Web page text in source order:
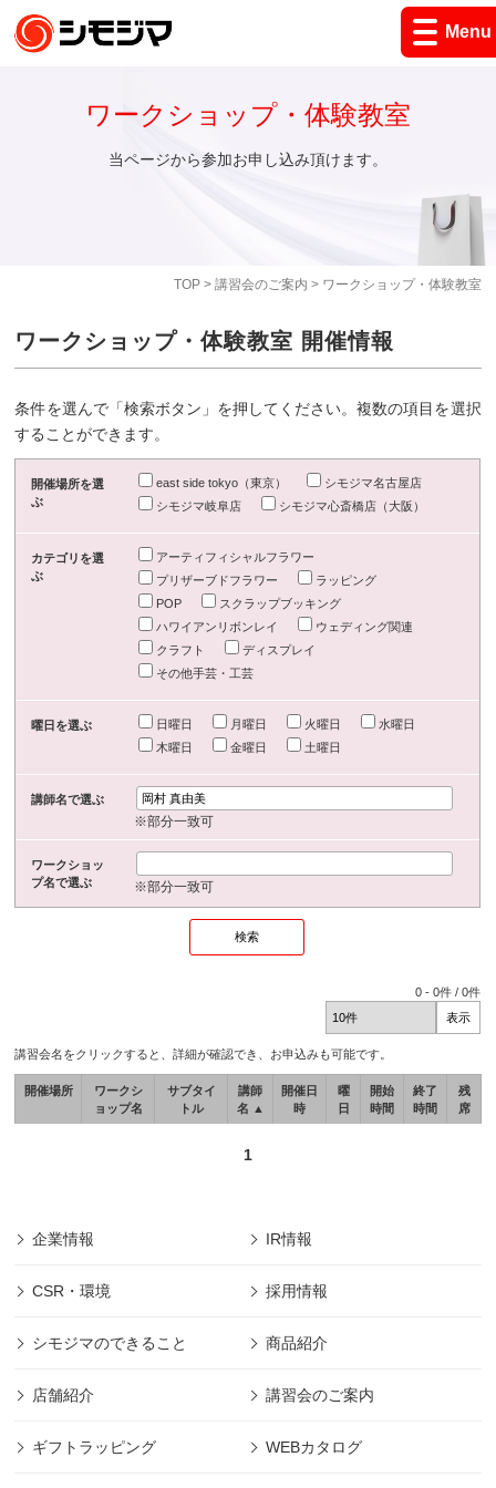
Menu
TOP> 講習会のご案内 > ワークショップ・体験教室
ワークショップ・体験教室
当ページから参加お申し込み頂けます。
ワークショップ・体験教室 開催情報
条件を選んで「検索ボタン」を押してください。複数の項目を選択
することができます。
開催場所を選
ぶ
east side tokyo（東京）
シモジマ名古屋店
シモジマ岐阜店
シモジマ心斎橋店（大阪）
カテゴリを選
ぶ
アーティフィシャルフラワー
プリザーブドフラワー
ラッピング
POP
スクラップブッキング
ハワイアンリボンレイ
ウェディング関連
クラフト
ディスプレイ
その他手芸・工芸
曜日を選ぶ 日曜日 月曜日 火曜日
水曜日
木曜日
金曜日 土曜日
講師名で選ぶ
※部分一致可
ワークショッ
プ名で選ぶ
※部分一致可
0 -0件 /0件
講習会名をクリックすると、詳細が確認でき、お申込みも可能です。
開催場所
ワークシ
ョップ名
サブタイ
トル
講師
名 ▲
開催日
時
曜
日
開始
時間
終了
時間
残
席
1
企業情報 IR情報
CSR・環境 採用情報
シモジマのできること 商品紹介
店舗紹介 講習会のご案内
ギフトラッピング WEBカタログ